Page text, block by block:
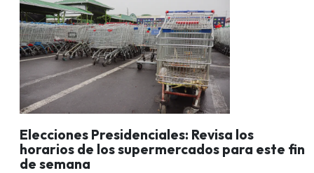
Elecciones Presidenciales: Revisa los
horarios de los supermercados para este fin
de semana